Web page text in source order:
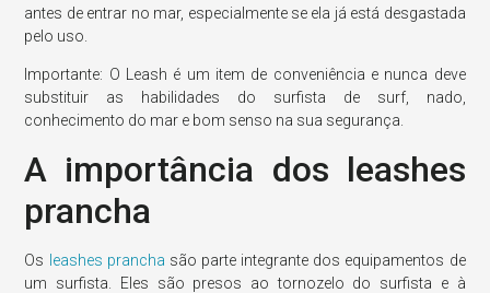
antes de entrar no mar, especialmente se ela já está desgastada
pelo uso.
Importante: O Leash é um item de conveniência e nunca deve
substituir as habilidades do surfista de surf, nado,
conhecimento do mar e bom senso na sua segurança.
A importância dos leashes
prancha
Os leashes prancha são parte integrante dos equipamentos de
um surfista. Eles são presos ao tornozelo do surfista e à